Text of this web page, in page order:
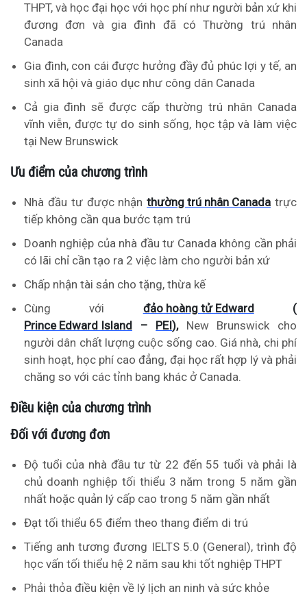
THPT, và học đại học với học phí như người bản xứ khi
đương đơn và gia đình đã có Thường trú nhân
Canada
Gia đình, con cái được hưởng đầy đủ phúc lợi y tế, an
sinh xã hội và giáo dục như công dân Canada
Cả gia đình sẽ được cấp thường trú nhân Canada
vĩnh viễn, được tự do sinh sống, học tập và làm việc
tại New Brunswick
Ưu điểm của chương trình
Nhà đầu tư được nhậnthường trú nhân Canada trực
tiếp không cần qua bước tạm trú
Doanh nghiệp của nhà đầu tư Canada không cần phải
có lãi chỉ cần tạo ra 2 việc làm cho người bản xứ
Chấp nhận tài sản cho tặng, thừa kế
Cùng với đảo hoàng tử Edward (
Prince Edward Island – PEI),New Brunswick cho
người dân chất lượng cuộc sống cao. Giá nhà, chi phí
sinh hoạt, học phí cao đẳng, đại học rất hợp lý và phải
chăng so với các tỉnh bang khác ở Canada.
Điều kiện của chương trình
Đối với đương đơn
Độ tuổi của nhà đầu tư từ 22 đến 55 tuổi và phải là
chủ doanh nghiệp tối thiểu 3 năm trong 5 năm gần
nhất hoặc quản lý cấp cao trong 5 năm gần nhất
Đạt tối thiểu 65 điểm theo thang điểm di trú
Tiếng anh tương đương IELTS 5.0 (General), trình độ
học vấn tối thiểu hệ 2 năm sau khi tốt nghiệp THPT
Phải thỏa điều kiện về lý lịch an ninh và sức khỏe